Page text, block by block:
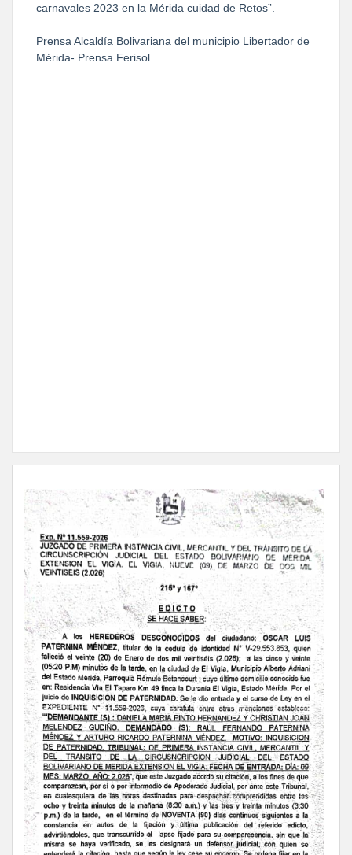
carnavales 2023 en la Mérida cuidad de Retos”.
Prensa Alcaldía Bolivariana del municipio Libertador de
Mérida- Prensa Ferisol